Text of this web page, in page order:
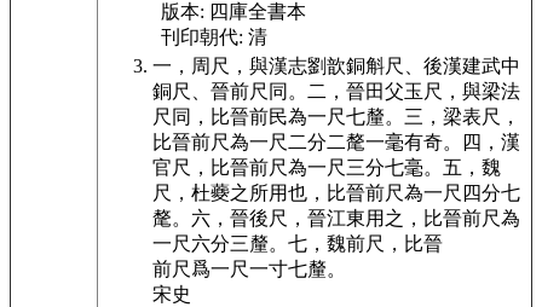
版本: 四庫全書本
刊印朝代: 清
一，周尺，與漢志劉歆銅斛尺、後漢建武中
銅尺、晉前尺同。二，晉田父玉尺，與梁法
尺同，比晉前民為一尺七釐。三，梁表尺，
比晉前尺為一尺二分二氂一毫有奇。四，漢
官尺，比晉前尺為一尺三分七毫。五，魏
尺，杜蘷之所用也，比晉前尺為一尺四分七
氂。六，晉後尺，晉江東用之，比晉前尺為
一尺六分三釐。七，魏前尺，比晉
前尺爲一尺一寸七釐。
宋史